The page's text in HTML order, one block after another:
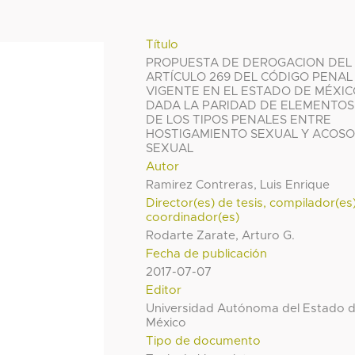
Título
PROPUESTA DE DEROGACION DEL
ARTÍCULO 269 DEL CÓDIGO PENAL
VIGENTE EN EL ESTADO DE
DADA LA PARIDAD DE ELEMENTOS
DE LOS TIPOS PENALES ENTRE
HOSTIGAMIENTO SEXUAL Y ACOSO
SEXUAL
Autor
Ramirez Contreras, Luis Enrique
Director(es) de tesis,
coordinador(es)
Rodarte Zarate, Arturo G.
Fecha de publicación
2017-07-07
Editor
Universidad Autónoma del Estado
México
Tipo de documento